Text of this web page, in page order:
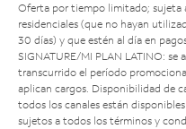
Oferta por tiempo limitado; sujeta
residenciales (que no hayan
30 días) y que estén al día en
SIGNATURE/MI PLAN LATINO:
transcurrido el período
aplican cargos. Disponibilidad de
todos los canales están
sujetos a todos los términos y